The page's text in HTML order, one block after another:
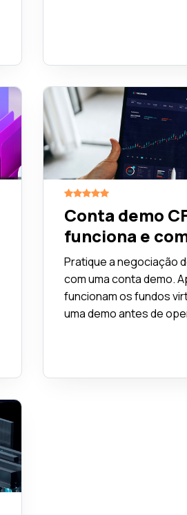
Conta demo
funciona e
Pratique a negociação
com uma conta demo.
funcionam os fundos
uma demo antes de